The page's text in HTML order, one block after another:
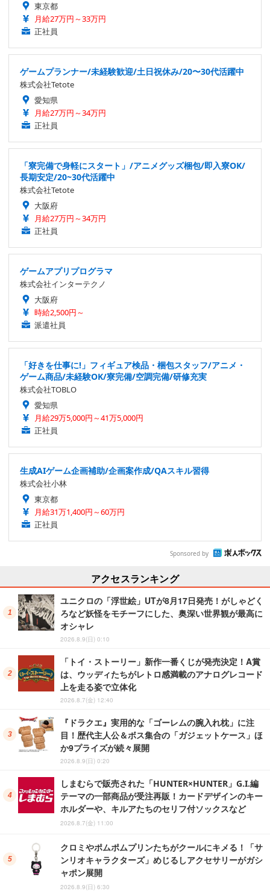
東京都
月給27万円～33万円
正社員
ゲームプランナー/未経験歓迎/土日祝休み/20〜30代活躍中
株式会社Tetote
愛知県
月給27万円～34万円
正社員
「寮完備で身軽にスタート」/アニメグッズ梱包/即入寮OK/
長期安定/20~30代活躍中
株式会社Tetote
大阪府
月給27万円～34万円
正社員
ゲームアプリプログラマ
株式会社インターテクノ
大阪府
時給2,500円～
派遣社員
「好きを仕事に!」フィギュア検品・梱包スタッフ/アニメ・
ゲーム商品/未経験OK/寮完備/空調完備/研修充実
株式会社TOBLO
愛知県
月給29万5,000円～41万5,000円
正社員
生成AIゲーム企画補助/企画案作成/QAスキル習得
株式会社小林
東京都
月給31万1,400円～60万円
正社員
Sponsored by
アクセスランキング
ユニクロの「浮世絵」UTが8月17日発売！がしゃどく
ろなど妖怪をモチーフにした、奥深い世界観が最高に
オシャレ
2026.8.9(日) 0:10
「トイ・ストーリー」新作一番くじが発売決定！A賞
は、ウッディたちがレトロ感満載のアナログレコード
上を走る姿で立体化
2026.8.7(金) 12:40
『ドラクエ』実用的な「ゴーレムの腕入れ枕」に注
目！歴代主人公＆ボス集合の「ガジェットケース」ほ
か9プライズが続々展開
2026.8.9(日) 0:20
しまむらで販売された「HUNTER×HUNTER」G.I.編
テーマの一部商品が受注再販！カードデザインのキー
ホルダーや、キルアたちのセリフ付ソックスなど
2026.8.7(金) 11:00
クロミやポムポムプリンたちがクールにキメる！「サ
ンリオキャラクターズ」めじるしアクセサリーがガシ
ャポン展開
2026.8.9(日) 6:30